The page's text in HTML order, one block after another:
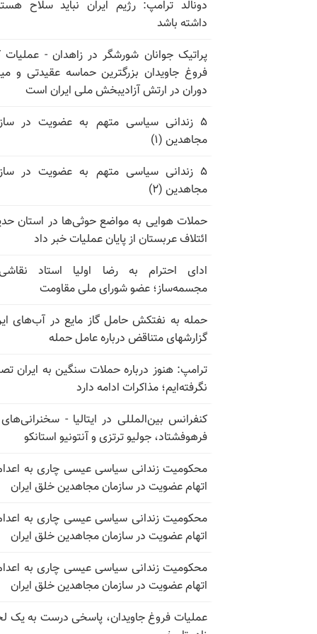
دونالد ترامپ: رژیم ایران نباید سلاح
داشته باشد
پراتیک جوانان شورشگر در زاهدان - عملیات
فروغ جاویدان بزرگترین حماسه عقیدتی و
دوران در ارتش آزادیبخش ملی ایران است
۵ زندانی سیاسی متهم به عضویت در
مجاهدین (۱)
۵ زندانی سیاسی متهم به عضویت در
مجاهدین (۲)
حملات هوایی به مواضع حوثی‌ها در استان
ائتلاف عربستان از پایان عملیات خبر داد
ادای احترام به رضا اولیا استاد
مجسمه‌ساز؛ عضو شورای ملی مقاومت
حمله به نفتکش حامل گاز مایع در آب‌های
گزارشهای متناقض درباره عامل حمله
ترامپ: هنوز درباره حملات سنگین به ایران
نگرفته‌ایم؛ مذاکرات ادامه دارد
کنفرانس بین‌المللی در ایتالیا -
فرهوفشتاد، جولیو ترتزی و آنتونیو استانکو
محکومیت زندانی سیاسی عیسی چاری به
اتهام عضویت در سازمان مجاهدین خلق ایران
محکومیت زندانی سیاسی عیسی چاری به
اتهام عضویت در سازمان مجاهدین خلق ایران
محکومیت زندانی سیاسی عیسی چاری به
اتهام عضویت در سازمان مجاهدین خلق ایران
عملیات فروغ جاویدان، پاسخی درست به یک